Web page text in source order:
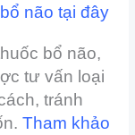
nãotại đây
bổ não,
tư vấn loại
tránh
Tham khảo